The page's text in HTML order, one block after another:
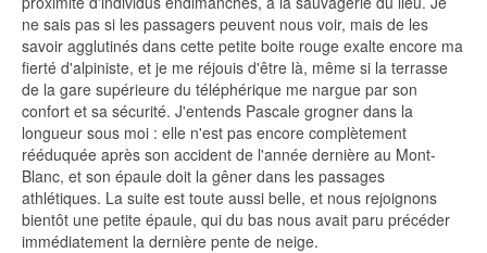
ne sais pas si les passagers peuvent nous voir, mais de les
savoir agglutinés dans cette petite boite rouge exalte encore ma
fierté d'alpiniste, et je me réjouis d'être là, même si la terrasse
de la gare supérieure du téléphérique me nargue par son
confort et sa sécurité. J'entends Pascale grogner dans la
longueur sous moi : elle n'est pas encore complètement
rééduquée après son accident de l'année dernière au Mont-
Blanc, et son épaule doit la gêner dans les passages
athlétiques. La suite est toute aussi belle, et nous rejoignons
bientôt une petite épaule, qui du bas nous avait paru précéder
immédiatement la dernière pente de neige.